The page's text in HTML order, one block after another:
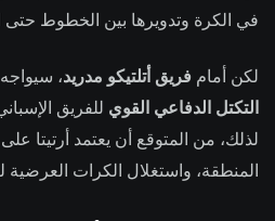
في الكرة وتدويرها بين الخطوط
لكن أمام فريق أتلتيكو مدريد،
التكتل الدفاعي القوي للفريق
لذلك، من المتوقع أن يعتمد أرتيتا
المنطقة، واستغلال الكرات العرضية